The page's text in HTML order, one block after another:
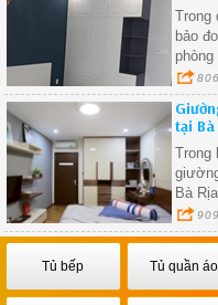
Trong
bảo
chọn
tránh
gian
806
tại Bà
Trong
Bà
chất
909
Tủ bếp Tủ quần áo